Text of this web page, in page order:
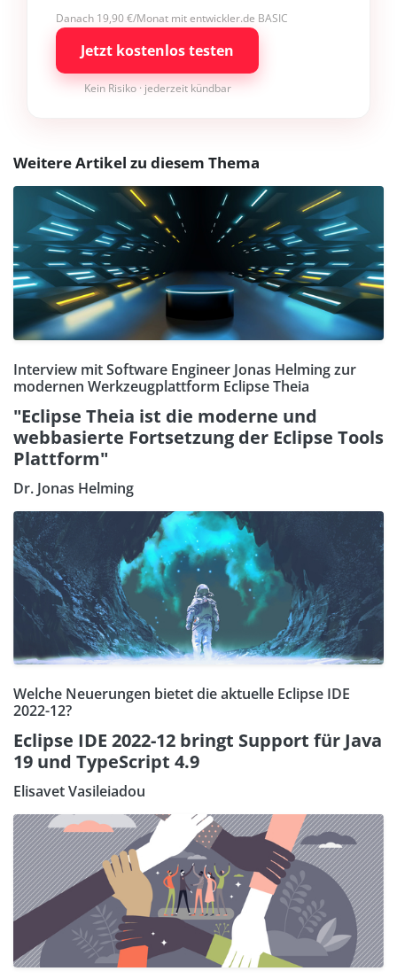
Danach 19,90 €/Monat mit entwickler.de BASIC
Jetzt kostenlos testen
Kein Risiko · jederzeit kündbar
Weitere Artikel zu diesem Thema
Interview mit Software Engineer Jonas Helming zur
modernen Werkzeugplattform Eclipse Theia
"Eclipse Theia ist die moderne und
webbasierte Fortsetzung der Eclipse Tools
Plattform"
Dr. Jonas Helming
Welche Neuerungen bietet die aktuelle Eclipse IDE
2022-12?
Eclipse IDE 2022-12 bringt Support für Java
19 und TypeScript 4.9
Elisavet Vasileiadou